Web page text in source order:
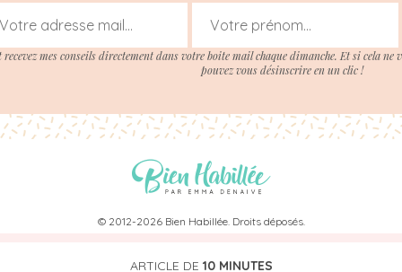
ARTICLE DE 10 MINUTES
recevez mes conseils directement dans votre boite mail chaque dimanche. Et si cela ne
pouvez vous désinscrire en un clic !
© 2012-2026 Bien Habillée. Droits déposés.